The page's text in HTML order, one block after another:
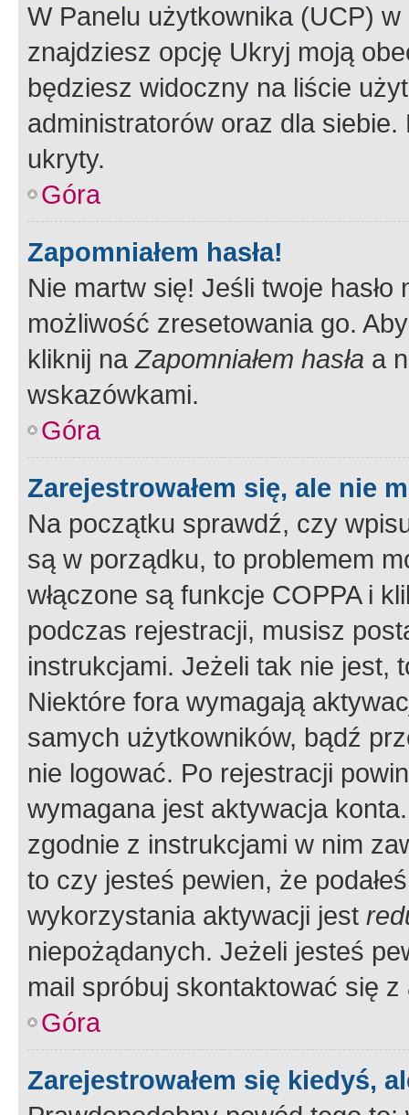
W Panelu użytkownika (UCP) w
znajdziesz opcję Ukryj moją
będziesz widoczny na liście
administratorów oraz dla
ukryty.
Góra
Zapomniałem hasła!
Nie martw się! Jeśli twoje
możliwość zresetowania go.
kliknij naZapomniałem hasła a
wskazówkami.
Góra
Zarejestrowałem się, ale nie
Na początku sprawdź, czy
są w porządku, to problemem
włączone są funkcje COPPA i
podczas rejestracji, musisz
instrukcjami. Jeżeli tak nie jest,
Niektóre fora wymagają
samych użytkowników, bądź
nie logować. Po rejestracji
wymagana jest aktywacja
zgodnie z instrukcjami w nim
to czy jesteś pewien, że
wykorzystania aktywacji jest
niepożądanych. Jeżeli jesteś
mail spróbuj skontaktować się
Góra
Zarejestrowałem się kiedyś,